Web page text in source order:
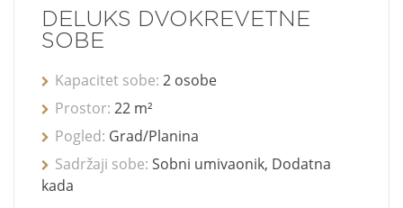
DELUKS DVOKREVETNE
SOBE
Kapacitet sobe: 2 osobe
Prostor: 22 m²
Pogled: Grad/Planina
Sadržaji sobe: Sobni umivaonik, Dodatna
kada